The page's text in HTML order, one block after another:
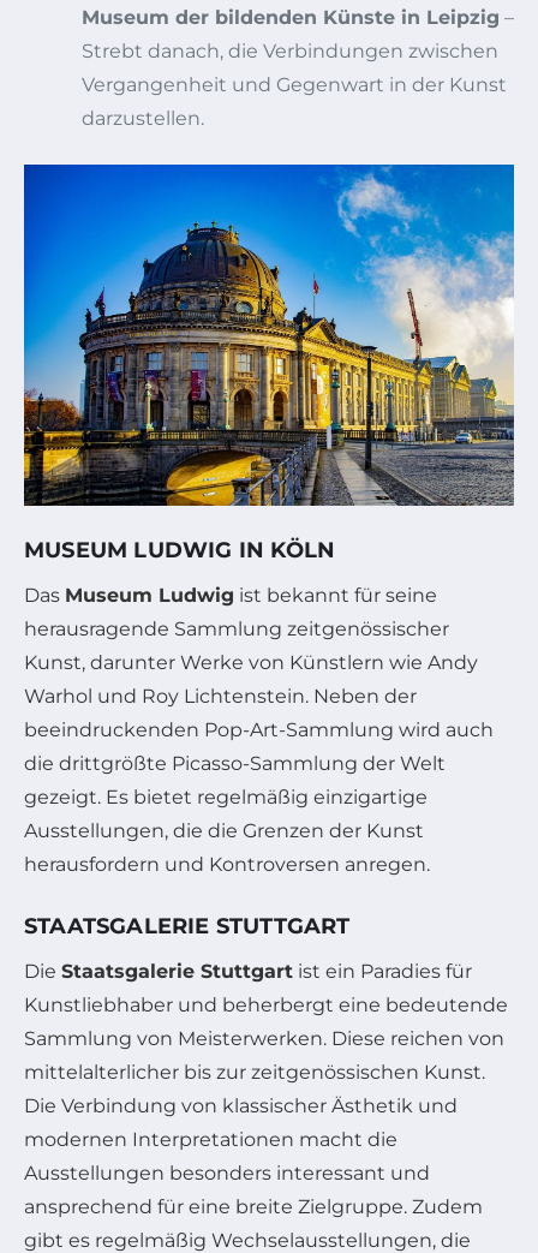
Museum der bildenden Künste in Leipzig –
Strebt danach, die Verbindungen zwischen
Vergangenheit und Gegenwart in der Kunst
darzustellen.
MUSEUM LUDWIG IN KÖLN
Das Museum Ludwig ist bekannt für seine
herausragende Sammlung zeitgenössischer
Kunst, darunter Werke von Künstlern wie Andy
Warhol und Roy Lichtenstein. Neben der
beeindruckenden Pop-Art-Sammlung wird auch
die drittgrößte Picasso-Sammlung der Welt
gezeigt. Es bietet regelmäßig einzigartige
Ausstellungen, die die Grenzen der Kunst
herausfordern und Kontroversen anregen.
STAATSGALERIE STUTTGART
Die Staatsgalerie Stuttgart ist ein Paradies für
Kunstliebhaber und beherbergt eine bedeutende
Sammlung von Meisterwerken. Diese reichen von
mittelalterlicher bis zur zeitgenössischen Kunst.
Die Verbindung von klassischer Ästhetik und
modernen Interpretationen macht die
Ausstellungen besonders interessant und
ansprechend für eine breite Zielgruppe. Zudem
gibt es regelmäßig Wechselausstellungen, die